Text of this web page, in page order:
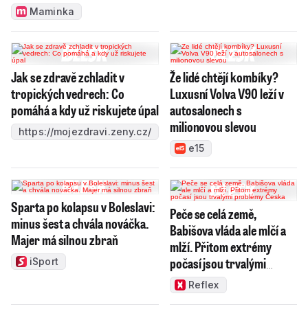
Maminka
Jak se zdravě zchladit v
tropických vedrech: Co
pomáhá a kdy už riskujete úpal
https://mojezdravi.zeny.cz/
Že lidé chtějí kombíky?
Luxusní Volva V90 leží v
autosalonech s
milionovou slevou
e15
Sparta po kolapsu v Boleslavi:
minus šest a chvála nováčka.
Majer má silnou zbraň
iSport
Peče se celá země,
Babišova vláda ale mlčí a
mlží. Přitom extrémy
počasí jsou trvalými
problémy Česka
Reflex